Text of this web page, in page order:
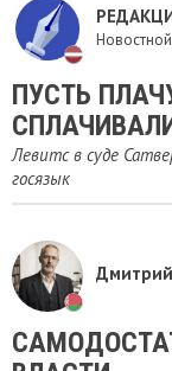
ПУСТЬ
Левитс в суде
госязык